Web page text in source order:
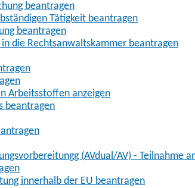
beantragen
Tätigkeit beantragen
beantragen
die Rechtsanwaltskammer beantragen
Arbeitsstoffen anzeigen
beantragen
(AVdual/AV) - Teilnahme
innerhalb der EU beantragen